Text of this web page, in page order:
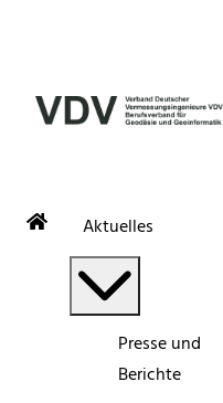
Aktuelles
Presse und
Berichte